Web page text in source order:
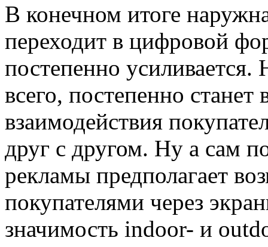
В конечном итоге
переходит в цифровой
постепенно усиливается.
всего, постепенно
взаимодействия
друг с другом. Ну а сам
рекламы предполагает
покупателями через
значимость indoor- и